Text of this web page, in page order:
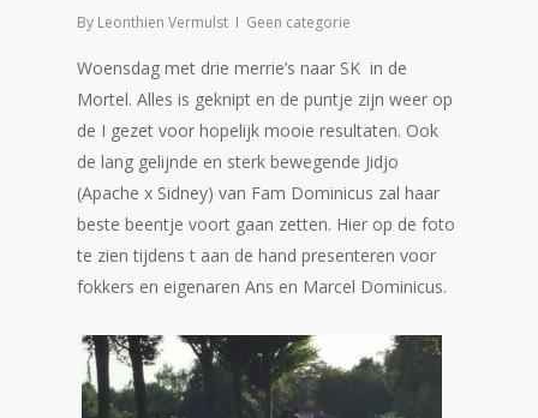
By Leonthien Vermulst Geen categorie
Woensdag met drie merrie’s naar SK in de
Mortel. Alles is geknipt en de puntje zijn weer op
de I gezet voor hopelijk mooie resultaten. Ook
de lang gelijnde en sterk bewegende Jidjo
(Apache x Sidney) van Fam Dominicus zal haar
beste beentje voort gaan zetten. Hier op de foto
te zien tijdens t aan de hand presenteren voor
fokkers en eigenaren Ans en Marcel Dominicus.